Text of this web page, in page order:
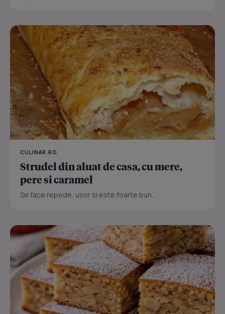
CULINAR.RO
Strudel din aluat de casa, cu mere,
pere si caramel
Se face repede, usor si este foarte bun...